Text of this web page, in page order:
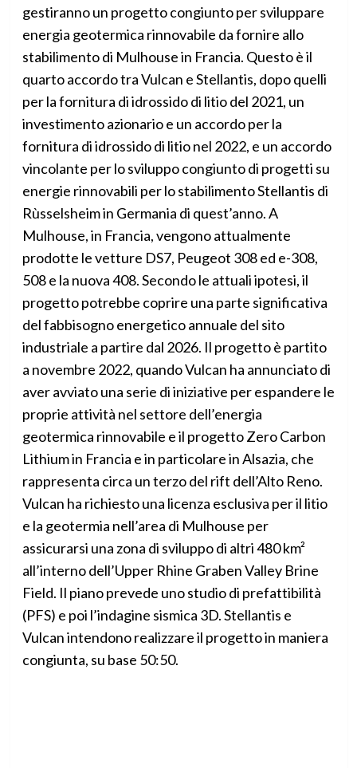
gestiranno un progetto congiunto per sviluppare
energia geotermica rinnovabile da fornire allo
stabilimento di Mulhouse in Francia. Questo è il
quarto accordo tra Vulcan e Stellantis, dopo quelli
per la fornitura di idrossido di litio del 2021, un
investimento azionario e un accordo per la
fornitura di idrossido di litio nel 2022, e un accordo
vincolante per lo sviluppo congiunto di progetti su
energie rinnovabili per lo stabilimento Stellantis di
Rùsselsheim in Germania di quest’anno. A
Mulhouse, in Francia, vengono attualmente
prodotte le vetture DS7, Peugeot 308 ed e-308,
508 e la nuova 408. Secondo le attuali ipotesi, il
progetto potrebbe coprire una parte significativa
del fabbisogno energetico annuale del sito
industriale a partire dal 2026. Il progetto è partito
a novembre 2022, quando Vulcan ha annunciato di
aver avviato una serie di iniziative per espandere le
proprie attività nel settore dell’energia
geotermica rinnovabile e il progetto Zero Carbon
Lithium in Francia e in particolare in Alsazia, che
rappresenta circa un terzo del rift dell’Alto Reno.
Vulcan ha richiesto una licenza esclusiva per il litio
e la geotermia nell’area di Mulhouse per
assicurarsi una zona di sviluppo di altri 480 km²
all’interno dell’Upper Rhine Graben Valley Brine
Field. Il piano prevede uno studio di prefattibilità
(PFS) e poi l’indagine sismica 3D. Stellantis e
Vulcan intendono realizzare il progetto in maniera
congiunta, su base 50:50.